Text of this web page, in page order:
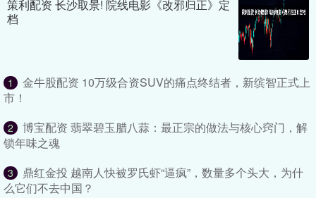
策利配资 长沙取景! 院线电影《改邪归正》定
档
1
金牛股配资 10万级合资SUV的痛点终结者，新缤智正式上
市！
2
博宝配资 翡翠碧玉腊八蒜：最正宗的做法与核心窍门，解
锁年味之魂
3
鼎红金投 越南人快被罗氏虾“逼疯”，数量多个头大，为什
么它们不去中国？